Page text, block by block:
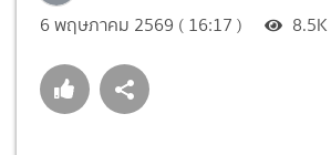
6 พฤษภาคม 2569 ( 16:17 ) 8.5K